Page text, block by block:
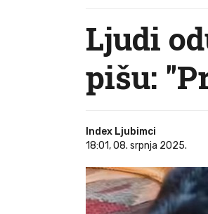
Ljudi
pišu:
Index Ljubimci
18:01, 08. srpnja 2025.